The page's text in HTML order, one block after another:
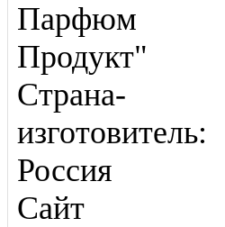
Парфюм
Продукт"
Страна-
изготовитель:
Россия
Сайт